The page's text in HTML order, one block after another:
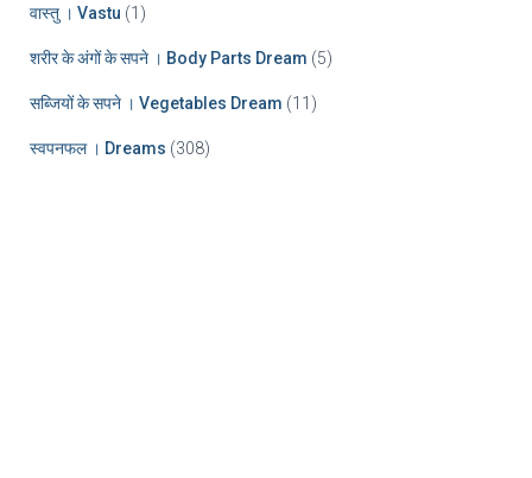
वास्तु । Vastu (1)
शरीर के अंगों के सपने । Body Parts Dream (5)
सब्जियों के सपने । Vegetables Dream (11)
स्वपनफल । Dreams (308)